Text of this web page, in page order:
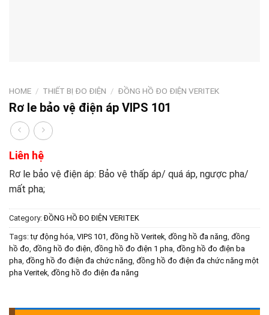
HOME / THIẾT BỊ ĐO ĐIỆN / ĐỒNG HỒ ĐO ĐIỆN VERITEK
Rơ le bảo vệ điện áp VIPS 101
Liên hệ
Rơ le bảo vệ điện áp: Bảo vệ thấp áp/ quá áp, ngược pha/
mất pha;
Category:ĐỒNG HỒ ĐO ĐIỆN VERITEK
Tags:tự động hóa, VIPS 101, đồng hồ Veritek, đồng hồ đa năng, đồng
hồ đo, đồng hồ đo điện, đồng hồ đo điện 1 pha, đồng hồ đo điện ba
pha, đồng hồ đo điện đa chức năng, đồng hồ đo điện đa chức năng một
pha Veritek, đồng hồ đo điện đa năng